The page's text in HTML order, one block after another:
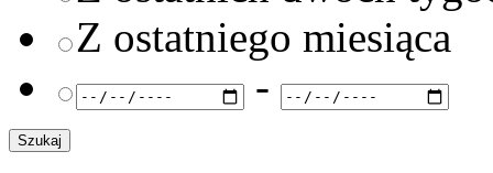
Z ostatniego miesiąca
-